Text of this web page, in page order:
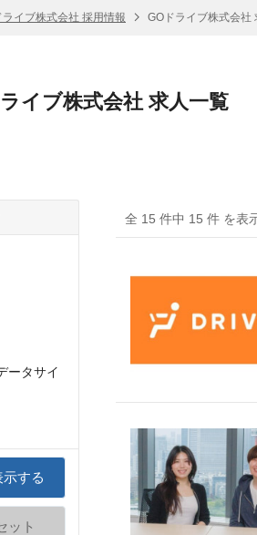
ライブ株式会社 採用情報 GOドライブ株式会社
イブ株式会社 求人一覧
ータサイ
する
ット
全 15 件中 15 件 を表